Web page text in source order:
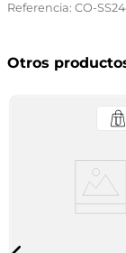
Referencia: CO-
Otros